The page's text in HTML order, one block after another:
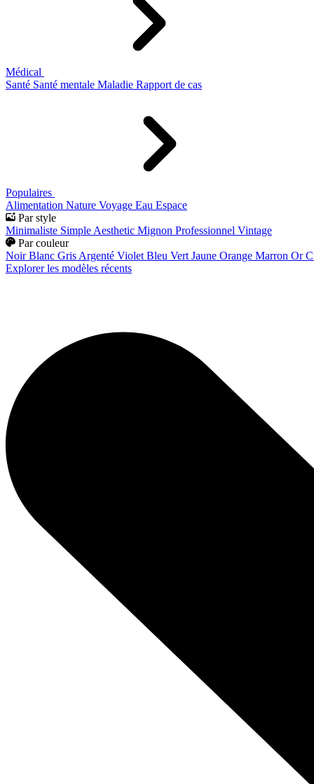
Médical
Santé Santé mentale Maladie Rapport de cas
Populaires
Alimentation Nature Voyage Eau Espace
Par style
Minimaliste Simple Aesthetic Mignon Professionnel Vintage
Par couleur
Noir Blanc Gris Argenté Violet Bleu Vert Jaune Orange Marron Or
Explorer les modèles récents